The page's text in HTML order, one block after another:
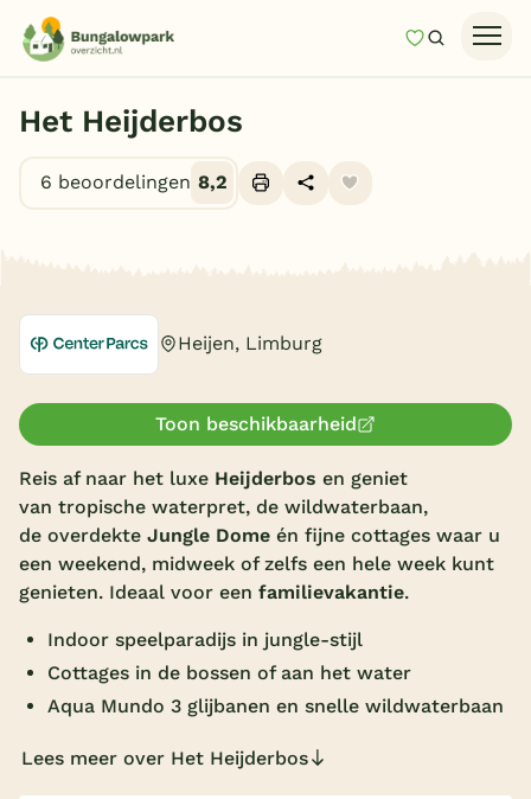
MijnZoeken
Last minutes
Top 12 aanbiedingen
Onze vakantiegidsen
Subtropisch zwembad
Overdekt zwembad
Indoor speeltuin
Alle populaire faciliteiten
Keuzehulp
Het Heijderbos
6 beoordelingen 8,2
Heijen, Limburg
Toon beschikbaarheid
Reis af naar het luxe Heijderbos en geniet
van tropische waterpret, de wildwaterbaan,
de overdekte Jungle Dome én fijne cottages waar u
een weekend, midweek of zelfs een hele week kunt
genieten. Ideaal voor een familievakantie.
Indoor speelparadijs in jungle-stijl
Cottages in de bossen of aan het water
Aqua Mundo 3 glijbanen en snelle wildwaterbaan
Lees meer over Het Heijderbos